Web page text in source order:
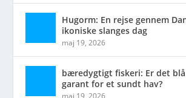
Hugorm: En rejse gennem
ikoniske slanges dag
maj 19, 2026
bæredygtigt fiskeri: Er det
garant for et sundt hav?
maj 19, 2026